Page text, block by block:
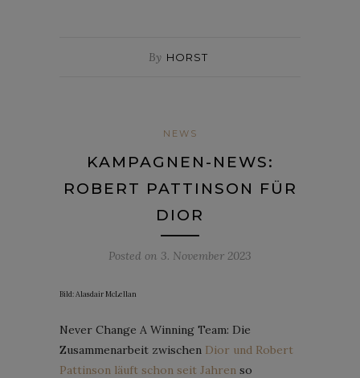
By HORST
NEWS
KAMPAGNEN-NEWS:
ROBERT PATTINSON FÜR
DIOR
Posted on 3. November 2023
Bild: Alasdair McLellan
Never Change A Winning Team: Die
Zusammenarbeit zwischen Dior und Robert
Pattinson läuft schon seit Jahren so